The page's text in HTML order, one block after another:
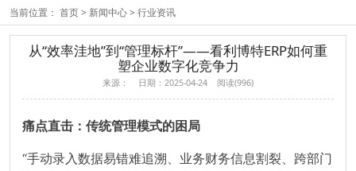
当前位置： 首页> 新闻中心> 行业资讯
从“效率洼地”到“管理标杆”——看利博特ERP如何重
塑企业数字化竞争力
来源： 日期：2025-04-24 阅读(996)
痛点直击：传统管理模式的困局
“手动录入数据易错难追溯、业务财务信息割裂、跨部门